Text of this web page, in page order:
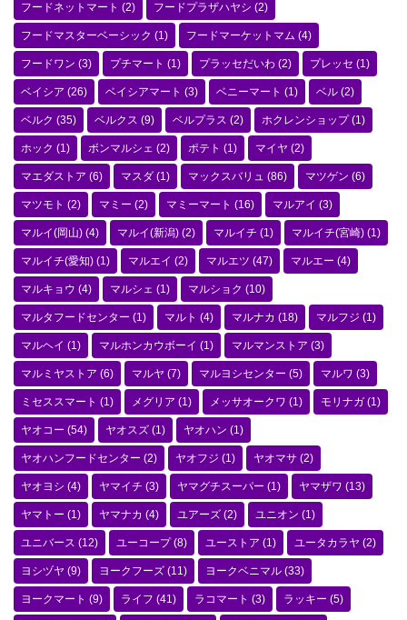
フードネットマート (2) フードプラザハヤシ (2)
フードマスターベーシック (1) フードマーケットマム (4)
フードワン (3) プチマート (1) プラッセだいわ (2) プレッセ (1)
ベイシア (26) ベイシアマート (3) ベニーマート (1) ベル (2)
ベルク (35) ベルクス (9) ベルプラス (2) ホクレンショップ(1)
ホック (1) ボンマルシェ (2) ポテト (1) マイヤ (2)
マエダストア (6) マスダ (1) マックスバリュ (86) マツゲン (6)
マツモト (2) マミー (2) マミーマート (16) マルアイ (3)
マルイ(岡山) (4) マルイ(新潟) (2) マルイチ (1) マルイチ(宮崎) (1)
マルイチ(愛知) (1) マルエイ (2) マルエツ (47) マルエー (4)
マルキョウ (4) マルシェ (1) マルショク (10)
マルタフードセンター (1) マルト (4) マルナカ (18) マルフジ (1)
マルヘイ (1) マルホンカウボーイ (1) マルマンストア (3)
マルミヤストア (6) マルヤ (7) マルヨシセンター (5) マルワ (3)
ミセススマート (1) メグリア (1) メッサオークワ (1) モリナガ (1)
ヤオコー (54) ヤオスズ (1) ヤオハン (1)
ヤオハンフードセンター (2) ヤオフジ (1) ヤオマサ (2)
ヤオヨシ (4) ヤマイチ (3) ヤマグチスーパー (1) ヤマザワ (13)
ヤマトー (1) ヤマナカ (4) ユアーズ (2) ユニオン (1)
ユニバース (12) ユーコープ(8) ユーストア (1) ユータカラヤ (2)
ヨシヅヤ (9) ヨークフーズ (11) ヨークベニマル (33)
ヨークマート (9) ライフ (41) ラコマート (3) ラッキー (5)